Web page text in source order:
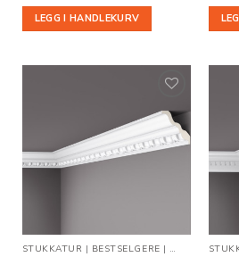
LEGG I HANDLEKURV
Legg til
i
ønskeliste
STUKKATUR | BESTSELGERE | TAKLISTER